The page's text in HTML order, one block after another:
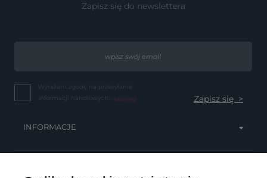
Zapisz się do newslettera
Wyrażam zgodę na przesyłanie
informacji handlowych... (więcej)
INFORMACJE
OBSŁUGA KLIENTA